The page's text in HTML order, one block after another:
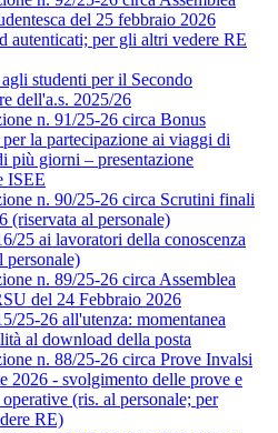
del 25 febbraio 2026
autenticati; per gli altri vedere RE
studenti per il Secondo
dell'a.s. 2025/26
n. 91/25-26 circa Bonus
la partecipazione ai viaggi di
più giorni – presentazione
ISEE
n. 90/25-26 circa Scrutini finali
(riservata al personale)
25 ai lavoratori della conoscenza
personale)
n. 89/25-26 circa Assemblea
del 24 Febbraio 2026
25-26 all'utenza: momentanea
al download della posta
n. 88/25-26 circa Prove Invalsi
2026 - svolgimento delle prove e
(ris. al personale; per
RE)